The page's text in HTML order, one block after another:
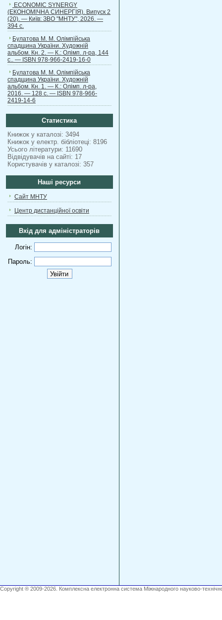
ECONOMIC SYNERGY
(ЕКОНОМІЧНА СИНЕРГІЯ). Випуск 2
(20). — Київ: ЗВО "МНТУ", 2026. —
394 с.
Булатова М. М. Олімпійська
спадщина України. Художній
альбом. Кн. 2. — К.: Олімп. л-ра, 144
с.. — ISBN 978-966-2419-16-0
Булатова М. М. Олімпійська
спадщина України. Художній
альбом. Кн. 1. — К.: Олімп. л-ра,
2016. — 128 с. — ISBN 978-966-
2419-14-6
Статистика
Книжок у каталозі: 3494
Книжок у електр. бібліотеці: 8196
Усього літератури: 11690
Відвідувачів на сайті: 17
Користувачів у каталозі: 357
Наші ресурси
Сайт МНТУ
Центр дистанційної освіти
Вхід для адміністраторів
Логін:
Пароль:
Copyright ® 2009-2026. Комплексна електронна система Міжнародного науково-